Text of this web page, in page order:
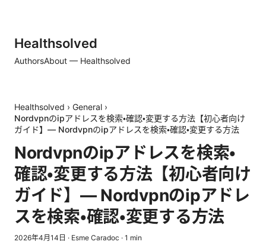
Healthsolved
AuthorsAbout — Healthsolved
Healthsolved › General ›
Nordvpnのipアドレスを検索・確認・変更する方法【初心者向け
ガイド】— Nordvpnのipアドレスを検索・確認・変更する方法
Nordvpnのipアドレスを検索・
確認・変更する方法【初心者向け
ガイド】— Nordvpnのipアドレ
スを検索・確認・変更する方法
2026年4月14日 · Esme Caradoc · 1 min